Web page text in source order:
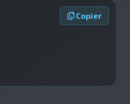
Copier